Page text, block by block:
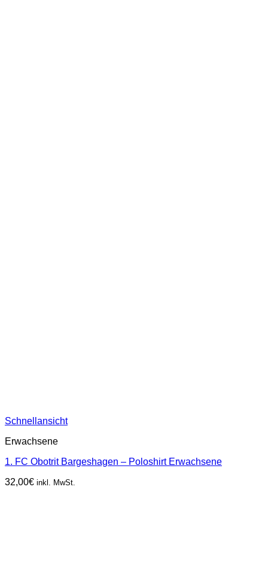
Schnellansicht
Erwachsene
1. FC Obotrit Bargeshagen – Poloshirt Erwachsene
32,00€ inkl. MwSt.